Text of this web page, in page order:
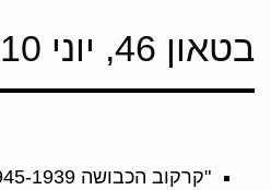
בטאון 46, יוני 2010
"קרקוב הכבושה 1945-1939";